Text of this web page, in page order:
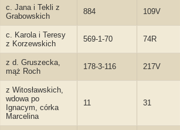
c. Jana i Tekli z
Grabowskich
884 109V
c. Karola i Teresy
z Korzewskich
569-1-70 74R
z d. Gruszecka,
mąż Roch
178-3-116 217V
z Witosławskich,
wdowa po
Ignacym, córka
Marcelina
11 31